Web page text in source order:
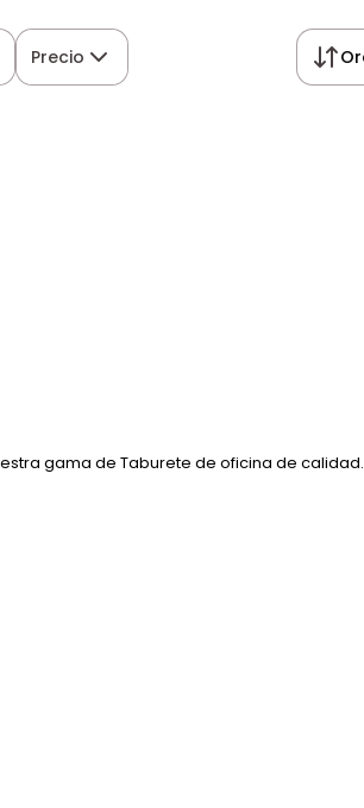
Precio
gama de Taburete de oficina de calidad.